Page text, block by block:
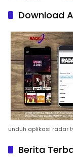
Download
unduh aplikasi radar
Berita